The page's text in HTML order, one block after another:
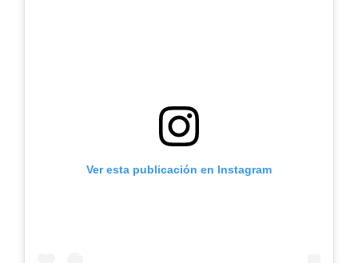
Ver esta publicación en Instagram